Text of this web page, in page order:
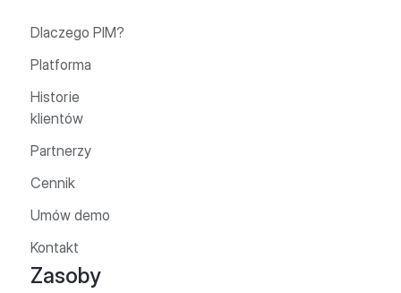
Dlaczego PIM?
Platforma
Historie
klientów
Partnerzy
Cennik
Umów demo
Kontakt
Zasoby